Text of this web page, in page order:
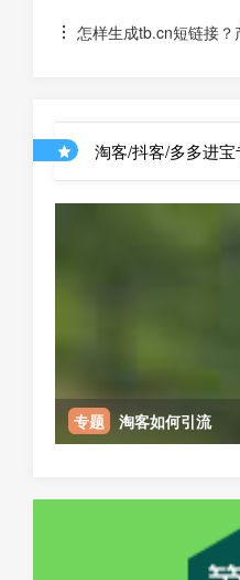
怎样生成tb.cn短链接
淘客/抖客/多多进宝
专题 淘客如何引流